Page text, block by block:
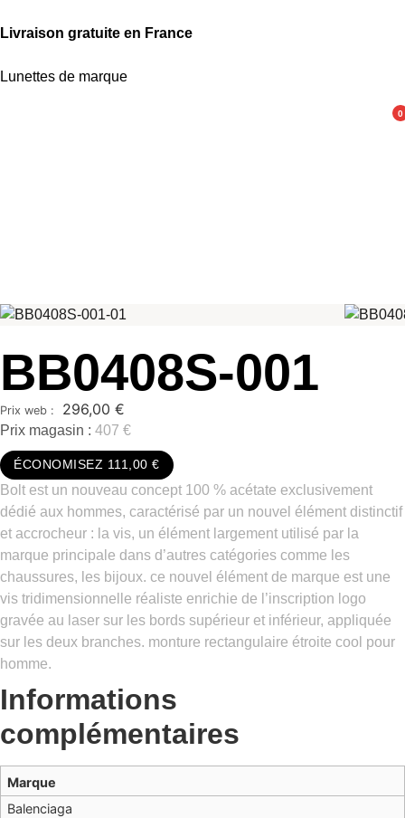
Livraison gratuite en France
Lunettes de marque
0
BB0408S-001
296,00 €
Prix magasin : 407 €
ÉCONOMISEZ 111,00 €
Bolt est un nouveau concept 100 % acétate exclusivement
dédié aux hommes, caractérisé par un nouvel élément distinctif
et accrocheur : la vis, un élément largement utilisé par la
marque principale dans d’autres catégories comme les
chaussures, les bijoux. ce nouvel élément de marque est une
vis tridimensionnelle réaliste enrichie de l’inscription logo
gravée au laser sur les bords supérieur et inférieur, appliquée
sur les deux branches. monture rectangulaire étroite cool pour
homme.
Informations
complémentaires
Marque
Balenciaga